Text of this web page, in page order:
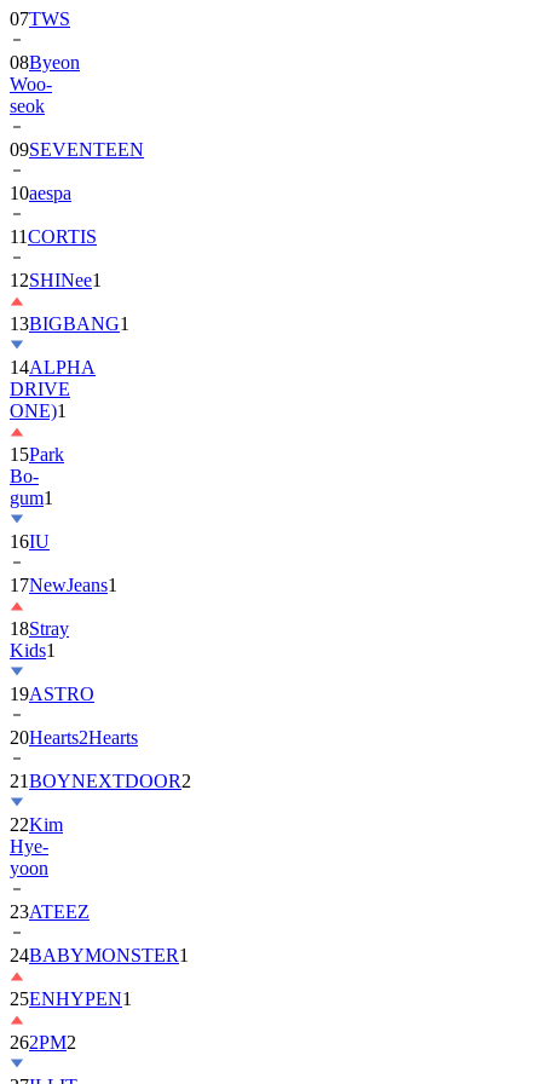
08Byeon
Woo-
seok
09SEVENTEEN
10aespa
11CORTIS
12SHINee1
13BIGBANG
14ALPHA
DRIVE
ONE)1
15Park
Bo-
gum1
16IU
17NewJeans
18Stray
Kids
19ASTRO
20Hearts2Hearts
21BOYNEXTDOOR
22Kim
Hye-
yoon
23ATEEZ
24BABYMONSTER
25ENHYPEN1
262PM2
27ILLIT